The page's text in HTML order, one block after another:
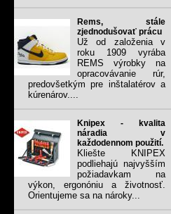
Rems, stále
zjednodušovať prácu
Už od založenia v
roku 1909 vyrába
REMS výrobky na
opracovávanie rúr,
predovšetkým pre inštalatérov a
kúrenárov....
Knipex - kvalita
náradia v
každodennom použití.
Kliešte KNIPEX
podliehajú najvyšším
požiadavkam na
výkon, ergonóniu a životnosť.
Orientujeme sa na nároky...